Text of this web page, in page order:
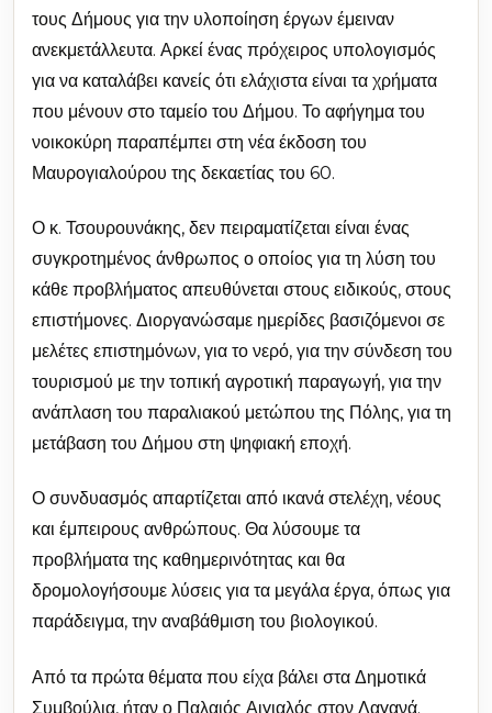
τους Δήμους για την υλοποίηση έργων έμειναν
ανεκμετάλλευτα. Αρκεί ένας πρόχειρος υπολογισμός
για να καταλάβει κανείς ότι ελάχιστα είναι τα χρήματα
που μένουν στο ταμείο του Δήμου. Το αφήγημα του
νοικοκύρη παραπέμπει στη νέα έκδοση του
Μαυρογιαλούρου της δεκαετίας του 60.
Ο κ. Τσουρουνάκης, δεν πειραματίζεται είναι ένας
συγκροτημένος άνθρωπος ο οποίος για τη λύση του
κάθε προβλήματος απευθύνεται στους ειδικούς, στους
επιστήμονες. Διοργανώσαμε ημερίδες βασιζόμενοι σε
μελέτες επιστημόνων, για το νερό, για την σύνδεση του
τουρισμού με την τοπική αγροτική παραγωγή, για την
ανάπλαση του παραλιακού μετώπου της Πόλης, για τη
μετάβαση του Δήμου στη ψηφιακή εποχή.
Ο συνδυασμός απαρτίζεται από ικανά στελέχη, νέους
και έμπειρους ανθρώπους. Θα λύσουμε τα
προβλήματα της καθημερινότητας και θα
δρομολογήσουμε λύσεις για τα μεγάλα έργα, όπως για
παράδειγμα, την αναβάθμιση του βιολογικού.
Από τα πρώτα θέματα που είχα βάλει στα Δημοτικά
Συμβούλια, ήταν ο Παλαιός Αιγιαλός στον Λαγανά.